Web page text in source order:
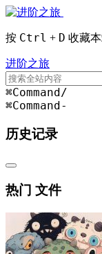
按 Ctrl + D 收藏
进阶之旅
⌘Command/
⌘Command-
历史记录
热门 文件